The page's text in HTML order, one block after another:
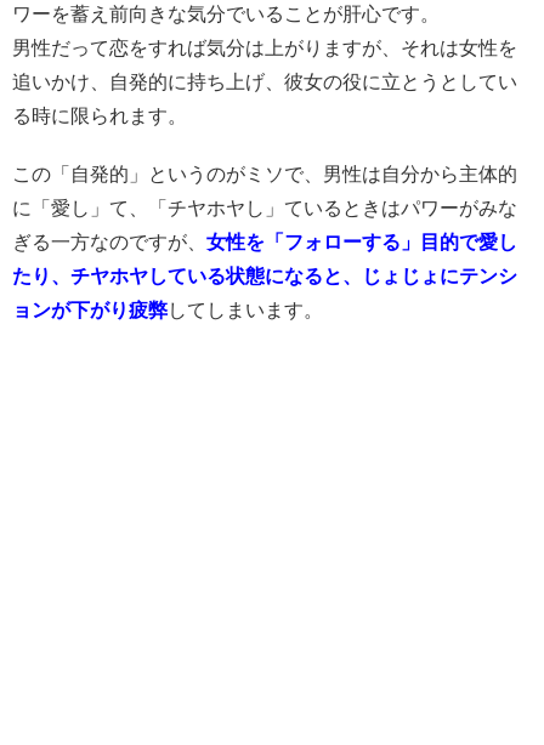
ワーを蓄え前向きな気分でいることが肝心です。
男性だって恋をすれば気分は上がりますが、それは女性を
追いかけ、自発的に持ち上げ、彼女の役に立とうとしてい
る時に限られます。
この「自発的」というのがミソで、男性は自分から主体的
に「愛し」て、「チヤホヤし」ているときはパワーがみな
ぎる一方なのですが、 女性を「フォローする」目的で愛し
たり、チヤホヤしている状態になると、じょじょにテンシ
ョンが下がり疲弊してしまいます。